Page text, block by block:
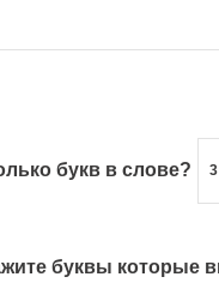
букв в слове? 3
буквы которые